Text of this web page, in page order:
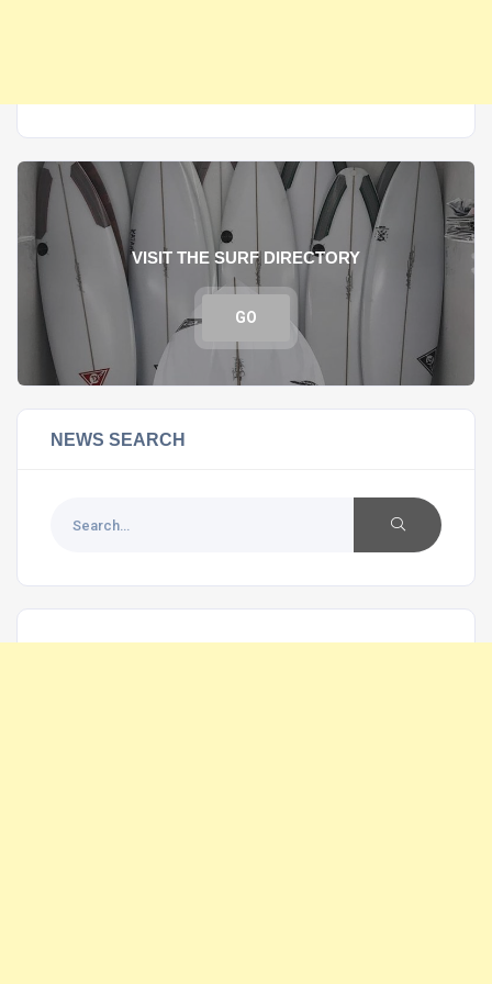
VISIT THE SURF DIRECTORY
GO
NEWS SEARCH